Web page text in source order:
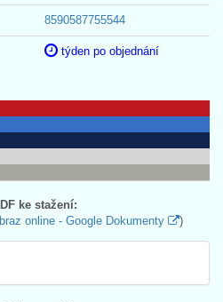
8590587755544
týden po objednání
ke stažení:
online - Google Dokumenty )